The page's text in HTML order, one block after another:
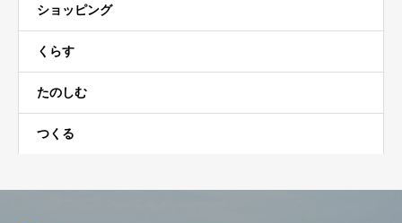
ショッピング
くらす
たのしむ
つくる